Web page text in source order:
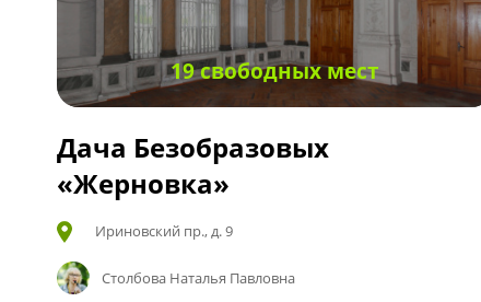
19 свободных мест
Дача Безобразовых
«Жерновка»
Ириновский пр., д. 9
Столбова Наталья Павловна